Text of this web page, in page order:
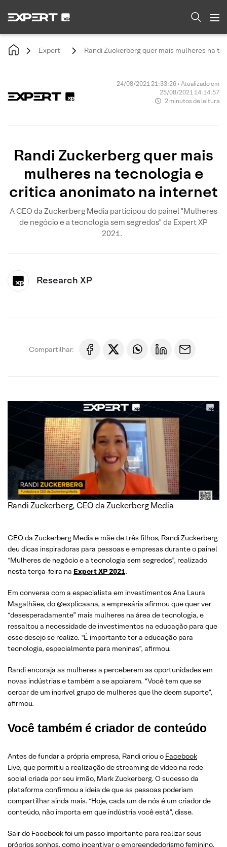
Expert Randi Zuckerberg quer mais mulheres na
24/08/2021 21:33:26 • Atualizado em
25/08/2021 14:14:57
2 minutos de leitura
Randi Zuckerberg quer mais
mulheres na tecnologia e
critica anonimato na internet
A CEO da Zuckerberg Media participou do painel "Mulheres
de negócio e a tecnologia sem segredos" da Expert XP
2021.
Research XP
Compartilhar:
Randi Zuckerberg, CEO da Zuckerberg Media
CEO da Zuckerberg Media e mãe de três filhos, Randi Zuckerberg
deu dicas inspiradoras para pessoas e empresas durante o painel
“Mulheres de negócio e a tecnologia sem segredos”, realizado
nesta terça-feira na Expert XP 2021.
Em conversa com a especialista em investimentos Ana Laura
Magalhães, do @explicaana, a empresária afirmou que quer ver
“desesperadamente” mais mulheres na área de tecnologia, e
ressaltou a necessidade de investimentos na educação para que
esse desejo se realize. “É importante ter a educação para
tecnologia, especialmente para meninas”, afirmou.
Randi encoraja as mulheres a perceberem as oportunidades em
novas indústrias e também a se apoiarem. “Você tem que se
cercar de um incrível grupo de mulheres que lhe deem suporte”,
afirmou.
Você também é criador de conteúdo
Antes de fundar a própria empresa, Randi criou o Facebook
Live, que permitiu a realização de streaming de vídeo na rede
social criada por seu irmão, Mark Zuckerberg. O sucesso da
plataforma confirmou a ideia de que as pessoas poderiam
compartilhar ainda mais. “Hoje, cada um de nós é um criador de
conteúdo, não importa em que indústria você está”, disse.
Sair do Facebook foi um passo importante para realizar seus
próprios sonhos, como incentivar o empreendedorismo feminino.